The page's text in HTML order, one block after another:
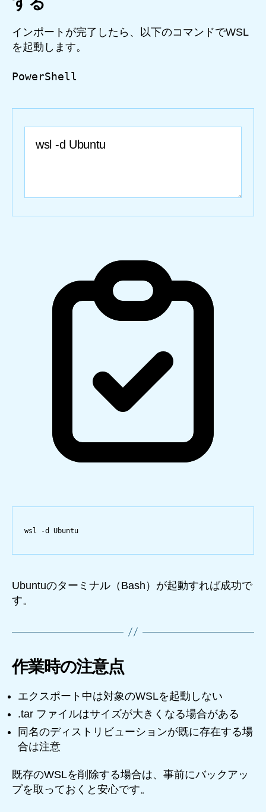
インポートが完了したら、以下のコマンドでWSL
を起動します。
PowerShell
wsl -d Ubuntu
Ubuntuのターミナル（Bash）が起動すれば成功で
す。
作業時の注意点
エクスポート中は対象のWSLを起動しない
.tar ファイルはサイズが大きくなる場合がある
同名のディストリビューションが既に存在する場
合は注意
既存のWSLを削除する場合は、事前にバックアッ
プを取っておくと安心です。